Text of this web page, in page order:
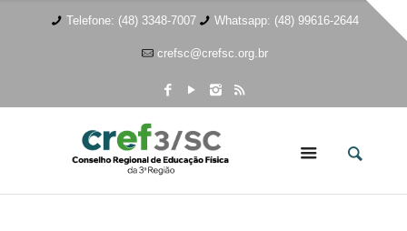
Telefone: (48) 3348-7007 Whatsapp: (48) 99616-2644
crefsc@crefsc.org.br